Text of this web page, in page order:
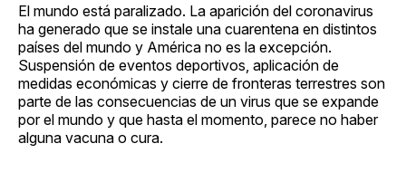
El mundo está paralizado. La aparición del coronavirus
ha generado que se instale una cuarentena en distintos
países del mundo y América no es la excepción.
Suspensión de eventos deportivos, aplicación de
medidas económicas y cierre de fronteras terrestres son
parte de las consecuencias de un virus que se expande
por el mundo y que hasta el momento, parece no haber
alguna vacuna o cura.